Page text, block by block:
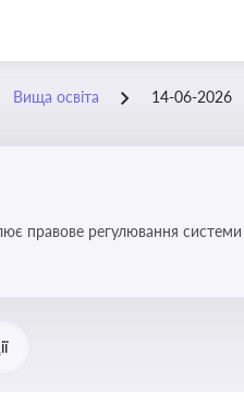
Вища освіта 14-06-2026
правове регулювання системи